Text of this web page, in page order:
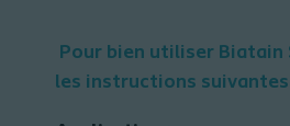
Pour bien utiliser Biatain
les instructions suivantes